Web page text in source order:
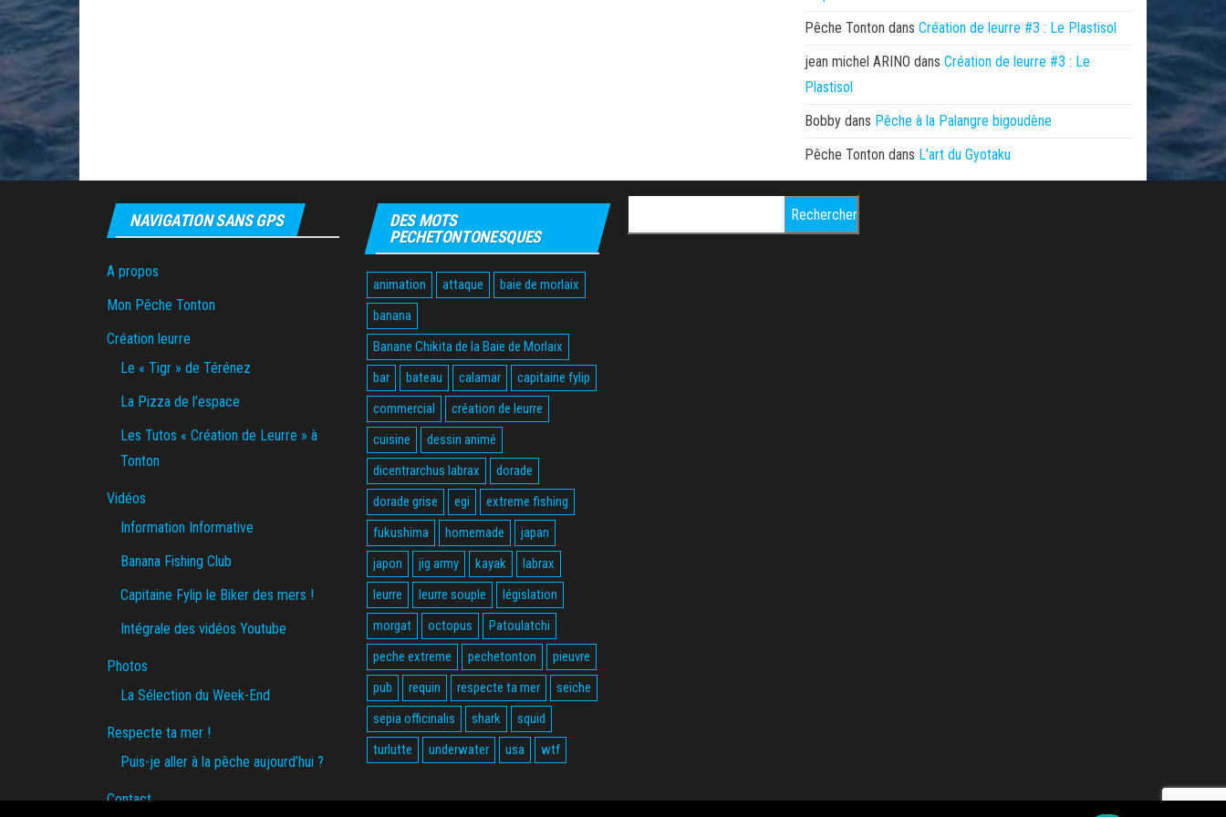
Pêche Tonton dans Création de leurre #3 : Le Plastisol
jean michel ARINO dans Création de leurre #3 : Le
Plastisol
Bobby dans Pêche à la Palangre bigoudène
Pêche Tonton dans L’art du Gyotaku
NAVIGATION SANS GPS
A propos
Mon Pêche Tonton
Création leurre
Le « Tigr » de Térénez
La Pizza de l’espace
Les Tutos « Création de Leurre » à
Tonton
Vidéos
Information Informative
Banana Fishing Club
Capitaine Fylip le Biker des mers !
Intégrale des vidéos Youtube
Photos
La Sélection du Week-End
Respecte ta mer !
Puis-je aller à la pêche aujourd’hui ?
Contact
DES MOTS
PECHETONTONESQUES
animation attaque
baie de morlaix
banana
Banane Chikita de la Baie de Morlaix
bar
bateau calamar
capitaine fylip
commercial
création de leurre
cuisine
dessin animé
dicentrarchus labrax
dorade
dorade grise
egi
extreme fishing
fukushima
homemade
japan
japon
jig army kayak
labrax
leurre
leurre souple
législation
morgat
octopus
Patoulatchi
peche extreme
pechetonton
pieuvre
pub
requin respecte ta mer
seiche
sepia officinalis
shark
squid
turlutte
underwater usa wtf